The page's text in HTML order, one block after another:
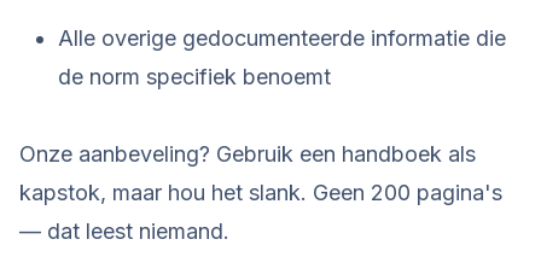
Alle overige gedocumenteerde informatie die
de norm specifiek benoemt
Onze aanbeveling? Gebruik een handboek als
kapstok, maar hou het slank. Geen 200 pagina's
— dat leest niemand.